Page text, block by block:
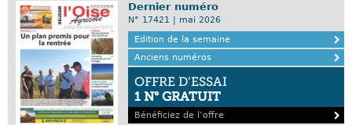
Dernier numéro
N° 17421 | mai 2026
Edition de la semaine
Anciens numéros
OFFRE D’ESSAI
1 N° GRATUIT
Bénéficiez de l’offre